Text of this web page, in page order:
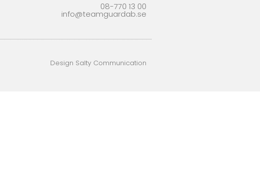
08-770 13 00
info@teamguardab.se
Design Salty Communication